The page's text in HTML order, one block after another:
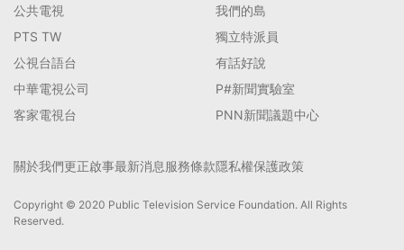
公共電視
PTS TW
公視台語台
中華電視公司
客家電視台
我們的島
獨立特派員
有話好說
P#新聞實驗室
PNN新聞議題中心
關於我們更正啟事最新消息服務條款隱私權保護政策
Copyright © 2020 Public Television Service Foundation. All Rights
Reserved.